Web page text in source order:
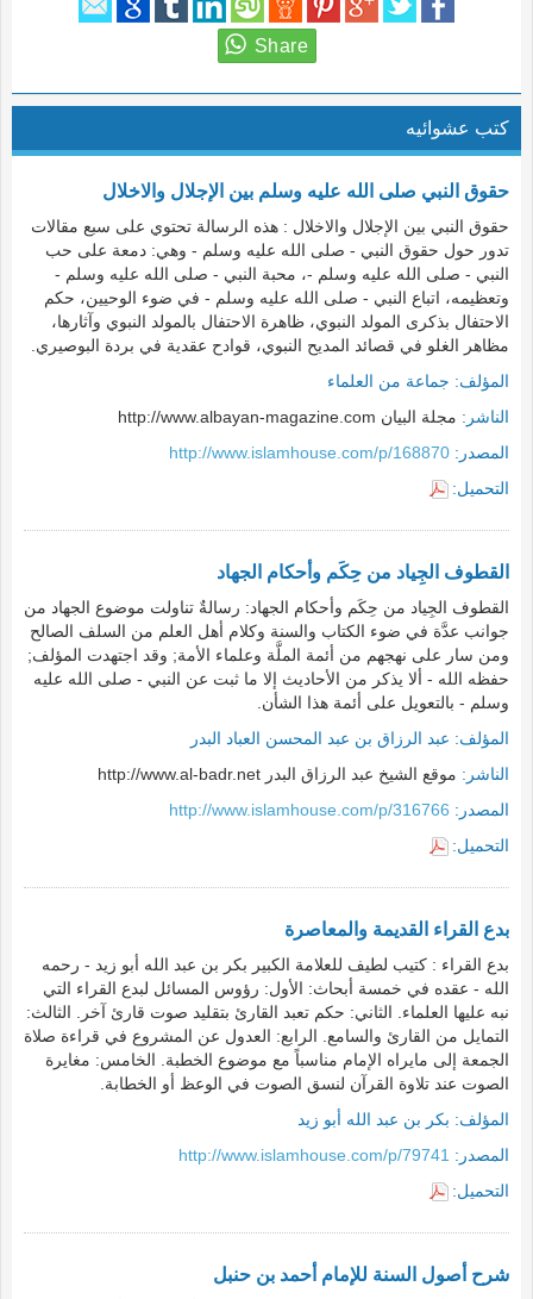
كتب عشوائيه
حقوق النبي صلى الله عليه وسلم بين الإجلال والاخلال
حقوق النبي بين الإجلال والاخلال : هذه الرسالة تحتوي على سبع مقالات
تدور حول حقوق النبي - صلى الله عليه وسلم - وهي: دمعة على حب
النبي - صلى الله عليه وسلم -، محبة النبي - صلى الله عليه وسلم -
وتعظيمه، اتباع النبي - صلى الله عليه وسلم - في ضوء الوحيين، حكم
الاحتفال بذكرى المولد النبوي، ظاهرة الاحتفال بالمولد النبوي وآثارها،
مظاهر الغلو في قصائد المديح النبوي، قوادح عقدية في بردة البوصيري.
المؤلف: جماعة من العلماء
الناشر: مجلة البيان http://www.albayan-magazine.com
المصدر: http://www.islamhouse.com/p/168870
التحميل:
القطوف الجِياد من حِكَم وأحكام الجهاد
القطوف الجِياد من حِكَم وأحكام الجهاد: رسالةٌ تناولت موضوع الجهاد من
جوانب عدَّة في ضوء الكتاب والسنة وكلام أهل العلم من السلف الصالح
ومن سار على نهجهم من أئمة الملَّة وعلماء الأمة; وقد اجتهدت المؤلف;
حفظه الله - ألا يذكر من الأحاديث إلا ما ثبت عن النبي - صلى الله عليه
وسلم - بالتعويل على أئمة هذا الشأن.
المؤلف: عبد الرزاق بن عبد المحسن العباد البدر
الناشر: موقع الشيخ عبد الرزاق البدر http://www.al-badr.net
المصدر: http://www.islamhouse.com/p/316766
التحميل:
بدع القراء القديمة والمعاصرة
بدع القراء : كتيب لطيف للعلامة الكبير بكر بن عبد الله أبو زيد - رحمه
الله - عقده في خمسة أبحاث: الأول: رؤوس المسائل لبدع القراء التي
نبه عليها العلماء. الثاني: حكم تعبد القارئ بتقليد صوت قارئ آخر. الثالث:
التمايل من القارئ والسامع. الرابع: العدول عن المشروع في قراءة صلاة
الجمعة إلى مايراه الإمام مناسباً مع موضوع الخطبة. الخامس: مغايرة
الصوت عند تلاوة القرآن لنسق الصوت في الوعظ أو الخطابة.
المؤلف: بكر بن عبد الله أبو زيد
المصدر: http://www.islamhouse.com/p/79741
التحميل:
شرح أصول السنة للإمام أحمد بن حنبل